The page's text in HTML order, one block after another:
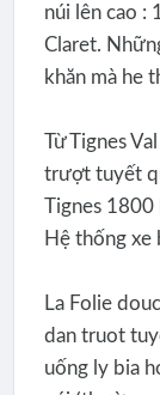
núi lên cao :
Claret.
khăn mà he
Từ Tignes
trượt tuyết
Tignes 1800
Hệ thống xe
La Folie
dan truot
uống ly bia